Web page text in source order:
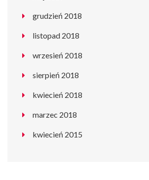
grudzień 2018
listopad 2018
wrzesień 2018
sierpień 2018
kwiecień 2018
marzec 2018
kwiecień 2015